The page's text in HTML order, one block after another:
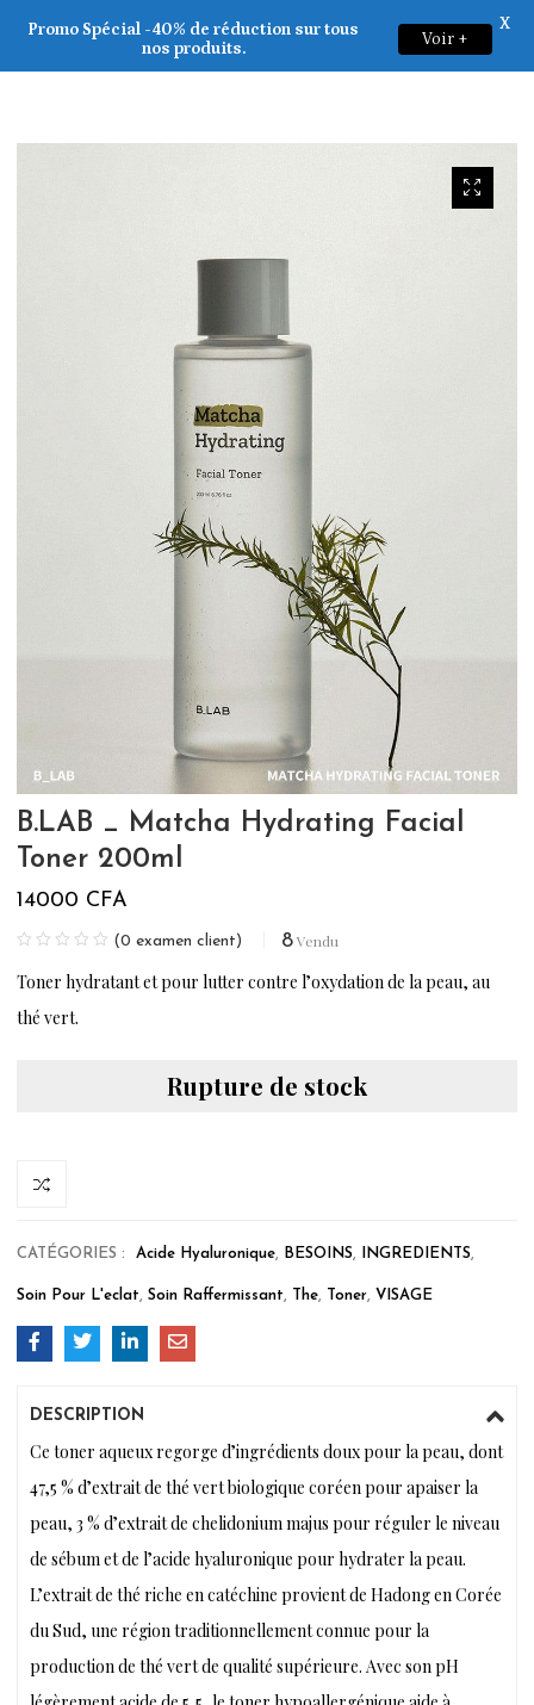
B.LAB _ Matcha Hydrating Facial Toner 200ml
B.LAB _ Matcha Hydrating Facial
Toner 200ml
14000 CFA
(0 examen client) 8 Vendu
Toner hydratant et pour lutter contre l’oxydation de la peau, au
thé vert.
Rupture de stock
CATÉGORIES : Acide Hyaluronique, BESOINS, INGREDIENTS,
Soin Pour L'eclat,Soin Raffermissant, The, Toner, VISAGE
DESCRIPTION
Ce toner aqueux regorge d’ingrédients doux pour la peau, dont
47,5 % d’extrait de thé vert biologique coréen pour apaiser la
peau, 3 % d’extrait de chelidonium majus pour réguler le niveau
de sébum et de l’acide hyaluronique pour hydrater la peau.
L’extrait de thé riche en catéchine provient de Hadong en Corée
du Sud, une région traditionnellement connue pour la
production de thé vert de qualité supérieure. Avec son pH
Promo Spécial -40% de réduction sur tous
nos produits.
Voir +
X